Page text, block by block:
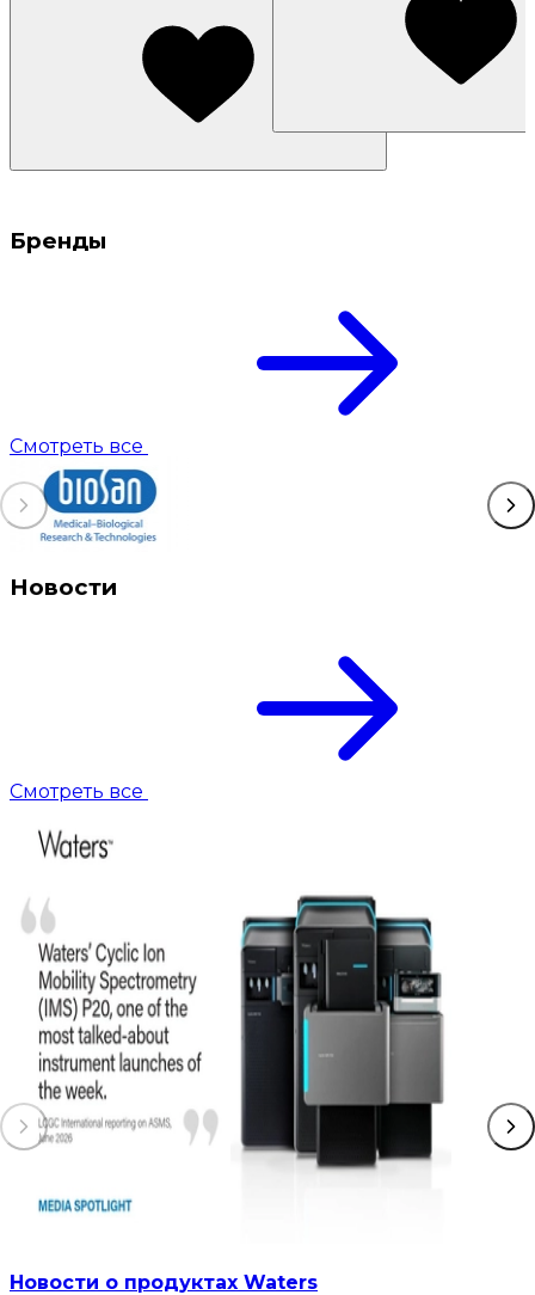
Бренды
Смотреть все
Новости
Смотреть все
Новости о продуктах Waters